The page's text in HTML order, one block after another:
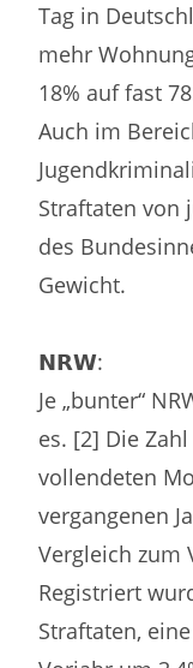
Tag in
mehr
18% auf fast
Auch im
Straftaten von
des
Gewicht.
𝗡𝗥𝗪:
Je „bunter“
es. [2] Die
vollendeten
vergangenen
Vergleich zum
Registriert
Straftaten,